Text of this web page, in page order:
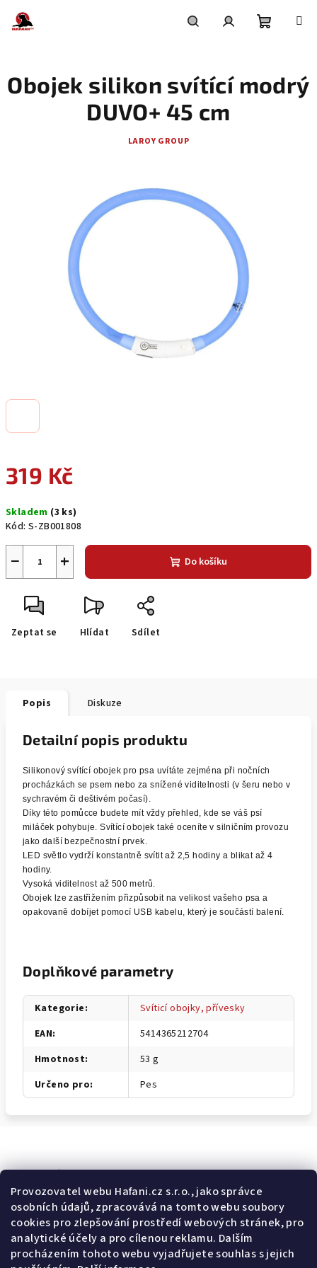
Provozovatel webu Hafani.cz s.r.o., jako správce
osobních údajů, zpracovává na tomto webu soubory
cookies pro zlepšování prostředí webových stránek, pro
analytické účely a pro cílenou reklamu. Dalším
procházením tohoto webu vyjadřujete souhlas s jejich
obsah
košík
319 Kč
cena:
Skladem (3 ks)
Kód: S-ZB001808
+
− Do košíku
Zeptat se Hlídat Sdílet
Obojek silikon svítící modrý
DUVO+ 45 cm
LAROY GROUP
Popis Diskuze
Detailní popis produktu
Silikonový svítící obojek pro psa uvítáte zejména při nočních
procházkách se psem nebo za snížené viditelnosti (v šeru nebo v
sychravém či deštivém počasí).
Díky této pomůcce budete mít vždy přehled, kde se váš psí
miláček pohybuje. Svítící obojek také oceníte v silničním provozu
jako další bezpečnostní prvek.
LED světlo vydrží konstantně svítit až 2,5 hodiny a blikat až 4
hodiny.
Vysoká viditelnost až 500 metrů.
Obojek lze zastřižením přizpůsobit na velikost vašeho psa a
opakovaně dobíjet pomocí USB kabelu, který je součástí balení.
Doplňkové parametry
Kategorie:
Svíticí obojky, přívesky
EAN:
5414365212704
Hmotnost:
53 g
Určeno pro: Pes
Odebírat newsletter
E-mail
Potvrzuji souhlas svšeobecnými obchodními podmínkami a
spodmínkami zpracovávání a ochrany osobních údajů .